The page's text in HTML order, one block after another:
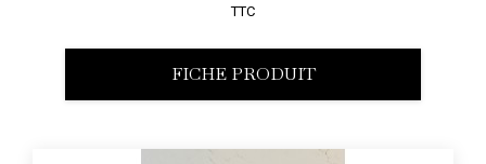
TTC
FICHE PRODUIT